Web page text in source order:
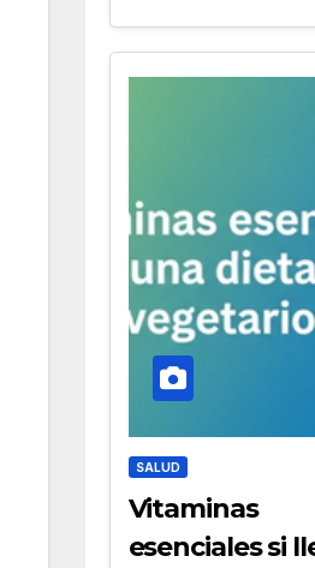
SALUD
Vitaminas
esenciales si